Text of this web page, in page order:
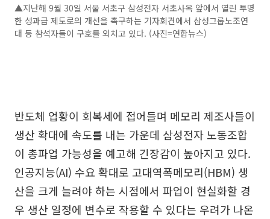
▲지난해 9월 30일 서울 서초구 삼성전자 서초사옥 앞에서 열린 투명
한 성과급 제도로의 개선을 촉구하는 기자회견에서 삼성그룹노조연
대 등 참석자들이 구호를 외치고 있다. (사진=연합뉴스)
반도체 업황이 회복세에 접어들며 메모리 제조사들이
생산 확대에 속도를 내는 가운데 삼성전자 노동조합
이 총파업 가능성을 예고해 긴장감이 높아지고 있다.
인공지능(AI) 수요 확대로 고대역폭메모리(HBM) 생
산을 크게 늘려야 하는 시점에서 파업이 현실화할 경
우 생산 일정에 변수로 작용할 수 있다는 우려가 나온